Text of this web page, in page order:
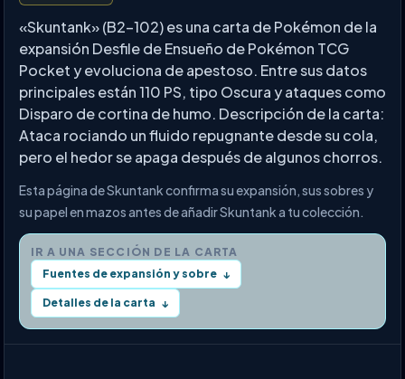
«Skuntank» (B2-102) es una carta de Pokémon de la
expansión Desfile de Ensueño de Pokémon TCG
Pocket y evoluciona de apestoso. Entre sus datos
principales están 110 PS, tipo Oscura y ataques como
Disparo de cortina de humo. Descripción de la carta:
Ataca rociando un fluido repugnante desde su cola,
pero el hedor se apaga después de algunos chorros.
Esta página de Skuntank confirma su expansión, sus sobres y
su papel en mazos antes de añadir Skuntank a tu colección.
IR A UNA SECCIÓN DE LA CARTA
Fuentes de expansión y sobre ↓
Detalles de la carta ↓